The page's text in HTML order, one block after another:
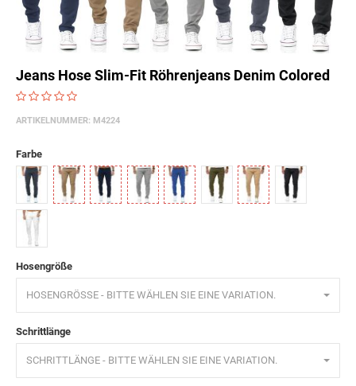
Jeans Hose Slim-Fit Röhrenjeans Denim Colored
ARTIKELNUMMER: M4224
Farbe
Anthrazit
Weiß
Hosengröße
HOSENGRÖSSE - BITTE WÄHLEN SIE EINE VARIATION.
Schrittlänge
SCHRITTLÄNGE - BITTE WÄHLEN SIE EINE VARIATION.